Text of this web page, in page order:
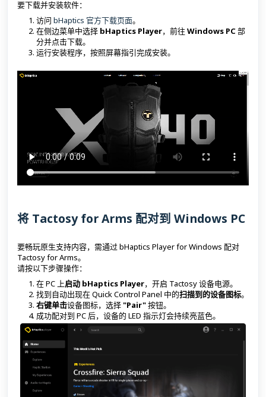
要下载并安装软件：
访问 bHaptics 官方下载页面。
在侧边菜单中选择 bHaptics Player，前往Windows PC部
分并点击下载。
运行安装程序，按照屏幕指引完成安装。
将 Tactosy for Arms 配对到 Windows PC
要畅玩原生支持内容，需通过 bHaptics Player for Windows 配对
Tactosy for Arms。
请按以下步骤操作：
在 PC 上启动 bHaptics Player，开启 Tactosy 设备电源。
找到自动出现在 Quick Control Panel 中的扫描到的设备图标。
右键单击设备图标，选择"Pair"按钮。
成功配对到 PC 后，设备的 LED 指示灯会持续亮蓝色。